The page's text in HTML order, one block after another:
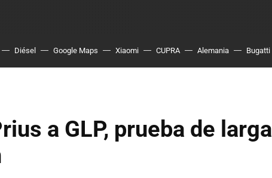
Diésel Google Maps Xiaomi CUPRA Alemania Bugatti
a GLP, prueba de larga